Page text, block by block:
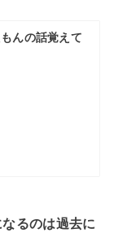
んの話覚えて
るのは過去に